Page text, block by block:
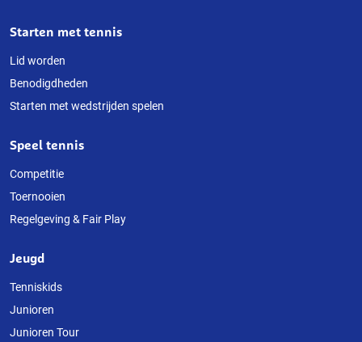
Starten met tennis
Lid worden
Benodigdheden
Starten met wedstrijden spelen
Speel tennis
Competitie
Toernooien
Regelgeving & Fair Play
Jeugd
Tenniskids
Junioren
Junioren Tour